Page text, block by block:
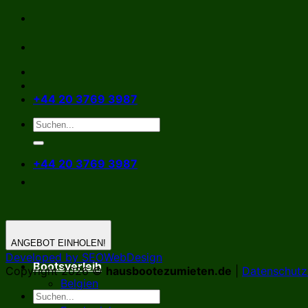
Zum
springen
+44 20 3769 3987
+44 20 3769 3987
Bootsverleih
Belgien
Deutschland
ANGEBOT EINHOLEN!
Developed by SEOWebDesign
Copyright 2026 © hausbootezumieten.de